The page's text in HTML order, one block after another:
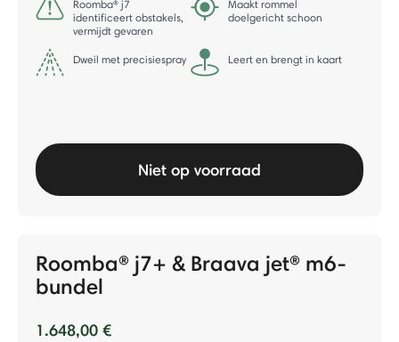
Roomba® j7
identificeert obstakels,
vermijdt gevaren
Maakt rommel
doelgericht schoon
Dweil met precisiespray Leert en brengt in kaart
Niet op voorraad
Roomba® j7+ & Braava jet® m6-
bundel
1.648,00 €